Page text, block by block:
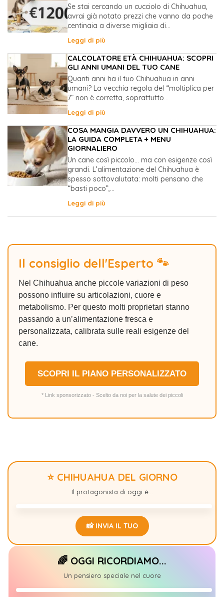
Se stai cercando un cucciolo di Chihuahua,
avrai già notato prezzi che vanno da poche
centinaia a diverse migliaia di...
Leggi di più
CALCOLATORE ETÀ CHIHUAHUA: SCOPRI
GLI ANNI UMANI DEL TUO CANE
Quanti anni ha il tuo Chihuahua in anni
umani? La vecchia regola del “moltiplica per
7” non è corretta, soprattutto...
Leggi di più
COSA MANGIA DAVVERO UN CHIHUAHUA:
LA GUIDA COMPLETA + MENU
GIORNALIERO
Un cane così piccolo… ma con esigenze così
grandi. L’alimentazione del Chihuahua è
spesso sottovalutata: molti pensano che
“basti poco”,...
Leggi di più
Il consiglio dell'Esperto 🐾
Nel Chihuahua anche piccole variazioni di peso
possono influire su articolazioni, cuore e
metabolismo. Per questo molti proprietari stanno
passando a un’alimentazione fresca e
personalizzata, calibrata sulle reali esigenze del
cane.
SCOPRI IL PIANO PERSONALIZZATO
* Link sponsorizzato - Scelto da noi per la salute dei piccoli
⭐ CHIHUAHUA DEL GIORNO
Il protagonista di oggi è...
📸 INVIA IL TUO
🌈 OGGI RICORDIAMO...
Un pensiero speciale nel cuore